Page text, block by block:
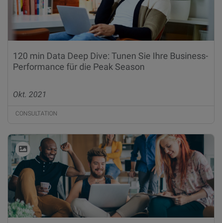
120 min Data Deep Dive: Tunen Sie Ihre Business-
Performance für die Peak Season
Okt. 2021
CONSULTATION